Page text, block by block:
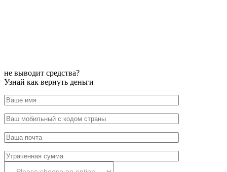
не выводит средства?
Узнай как вернуть деньги